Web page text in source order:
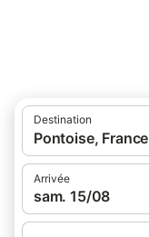
Destination
Pontoise, France
Arrivée
sam. 15/08